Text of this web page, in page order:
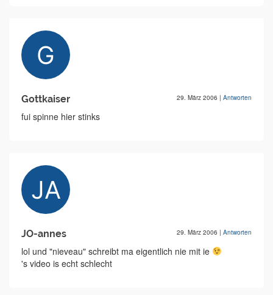
Gottkaiser 29. März 2006 | Antworten
fui spinne hier stinks
JO-annes 29. März 2006 | Antworten
lol und "nieveau" schreibt ma eigentlich nie mit ie
's video is echt schlecht